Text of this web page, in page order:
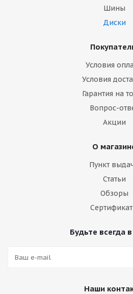
Шины
Диски
Условия
Условия
Гарантия на
Вопрос-
Акции
О
Пункт
Статьи
Обзоры
Будьте всегда
Наши